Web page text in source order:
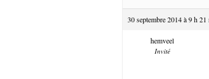
30 septembre 2014 à 9 h 21
hemveel
Invité